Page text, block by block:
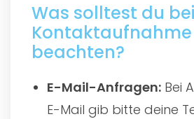
Was solltest du
Kontaktaufnahme
beachten?
E-Mail-Anfragen: Bei
E-Mail gib bitte deine